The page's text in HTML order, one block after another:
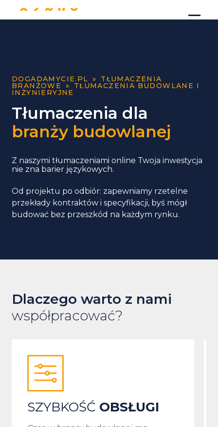
DOGADAMYCIE.PL » TŁUMACZENIA
BRANŻOWE » TŁUMACZENIA BUDOWLANE I
INŻYNIERYJNE
Tłumaczenia dla
branży budowlanej
Z naszymi tłumaczeniami online Twoja inwestycja
nie zna barier językowych.
Od projektu po odbiór: zapewniamy rzetelne
przekłady kontraktów i specyfikacji, byś mógł
budować bez przeszkód na każdym rynku.
Dlaczego warto z nami
współpracować?
SZYBKOŚĆ OBSŁUGI